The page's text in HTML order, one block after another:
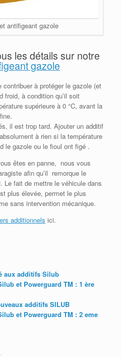
antifigeant gazole
les détails sur notre
gazole
contribuer à protéger le gazole (et
froid, à condition qu’il soit
supérieure à 0 °C, avant la
il est trop tard. Ajouter un additif
à rien si la température
le gazole ou le fioul ont figé .
êtes en panne, nous vous
afin qu’il remorque le
Le fait de mettre le véhicule dans
plus élevée, permet le plus
sans intervention mécanique.
additionnels ici.
aux additifs Silub
et Powerguard TM : 1 ère
additifs SILUB
et Powerguard TM : 2 eme